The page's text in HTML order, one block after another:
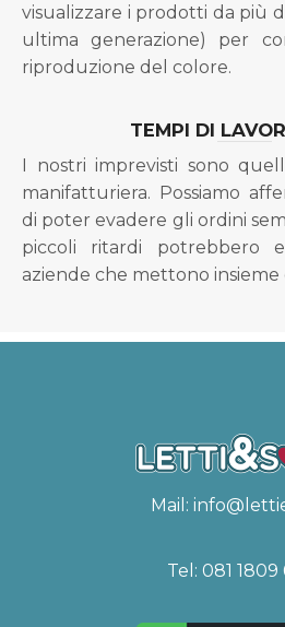
visualizzare i prodotti da più
ultima generazione) per
riproduzione del colore.
TEMPI DI
I nostri imprevisti sono
manifatturiera. Possiamo
di poter evadere gli ordini
piccoli ritardi potrebbero
aziende che mettono
Mail:
Tel: 081 1809